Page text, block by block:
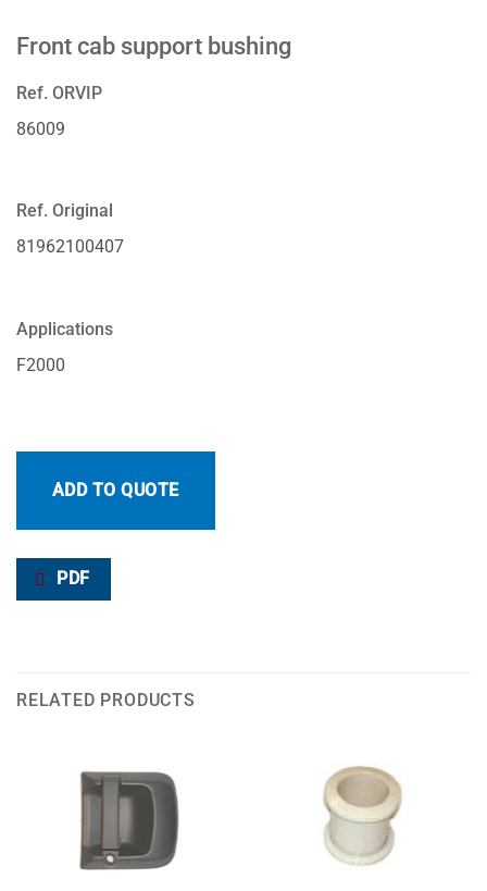
Front cab support bushing
Ref. ORVIP
86009
Ref. Original
81962100407
Applications
F2000
ADD TO QUOTE
PDF
RELATED PRODUCTS